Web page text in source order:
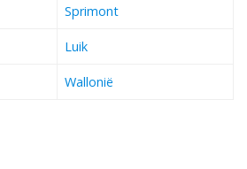
Sprimont
Luik
Wallonië